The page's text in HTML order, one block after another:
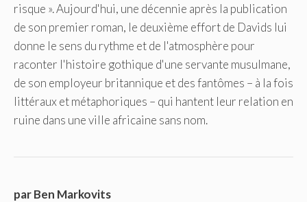
risque ». Aujourd'hui, une décennie après la publication
de son premier roman, le deuxième effort de Davids lui
donne le sens du rythme et de l'atmosphère pour
raconter l'histoire gothique d'une servante musulmane,
de son employeur britannique et des fantômes – à la fois
littéraux et métaphoriques – qui hantent leur relation en
ruine dans une ville africaine sans nom.
par Ben Markovits